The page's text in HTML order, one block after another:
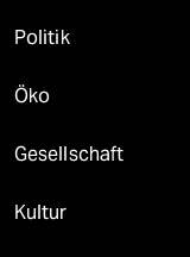
Politik
Öko
Gesellschaft
Kultur